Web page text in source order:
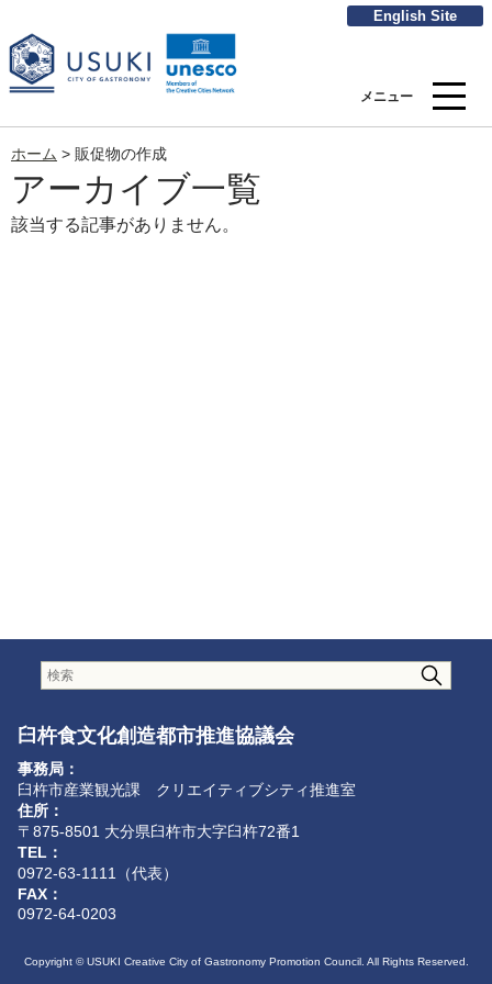
English Site
メニュー
ホーム > 販促物の作成
アーカイブ一覧
該当する記事がありません。
臼杵食文化創造都市推進協議会
事務局：
臼杵市産業観光課 クリエイティブシティ推進室
住所：
〒875-8501 大分県臼杵市大字臼杵72番1
TEL：
0972-63-1111（代表）
FAX：
0972-64-0203
Copyright © USUKI Creative City of Gastronomy Promotion Council. All Rights Reserved.